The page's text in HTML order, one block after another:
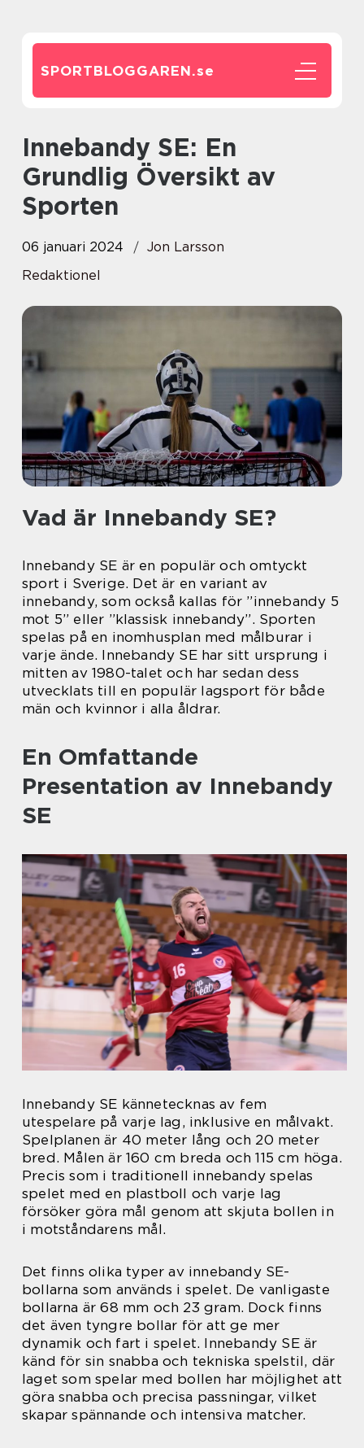
SPORTBLOGGAREN.se
Innebandy SE: En
Grundlig Översikt av
Sporten
06 januari 2024
Jon Larsson
Redaktionel
Vad är Innebandy SE?
Innebandy SE är en populär och omtyckt
sport i Sverige. Det är en variant av
innebandy, som också kallas för ”innebandy 5
mot 5” eller ”klassisk innebandy”. Sporten
spelas på en inomhusplan med målburar i
varje ände. Innebandy SE har sitt ursprung i
mitten av 1980-talet och har sedan dess
utvecklats till en populär lagsport för både
män och kvinnor i alla åldrar.
En Omfattande
Presentation av Innebandy
SE
Innebandy SE kännetecknas av fem
utespelare på varje lag, inklusive en målvakt.
Spelplanen är 40 meter lång och 20 meter
bred. Målen är 160 cm breda och 115 cm höga.
Precis som i traditionell innebandy spelas
spelet med en plastboll och varje lag
försöker göra mål genom att skjuta bollen in
i motståndarens mål.
Det finns olika typer av innebandy SE-
bollarna som används i spelet. De vanligaste
bollarna är 68 mm och 23 gram. Dock finns
det även tyngre bollar för att ge mer
dynamik och fart i spelet. Innebandy SE är
känd för sin snabba och tekniska spelstil, där
laget som spelar med bollen har möjlighet att
göra snabba och precisa passningar, vilket
skapar spännande och intensiva matcher.